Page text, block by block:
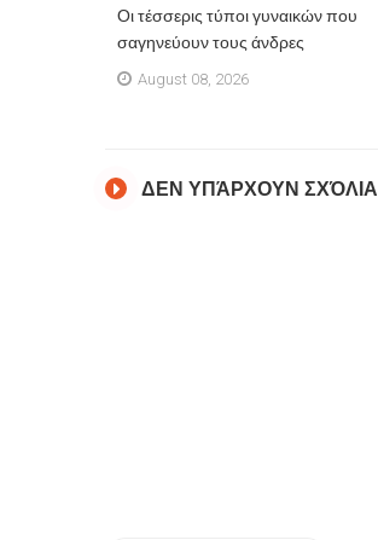
Οι τέσσερις τύποι γυναικών που
σαγηνεύουν τους άνδρες
August 08, 2026
ΔΕΝ ΥΠΆΡΧΟΥΝ ΣΧΌΛΙΑ